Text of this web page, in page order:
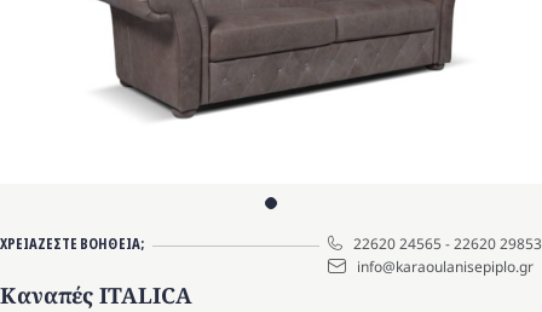
ΧΡΕΙΑΖΕΣΤΕ ΒΟΗΘΕΙΑ; 22620 24565-22620 29853
info@karaoulanisepiplo.gr
Καναπές ITALICA